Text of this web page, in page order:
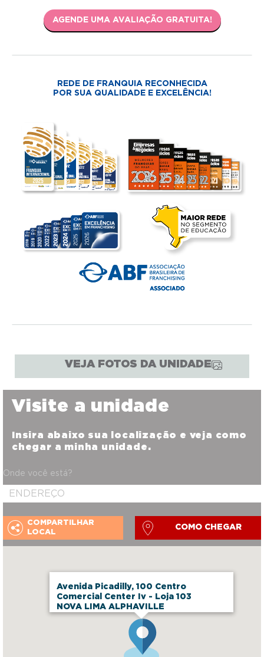
AGENDE UMA AVALIAÇÃO GRATUITA!
REDE DE FRANQUIA RECONHECIDA
POR SUA QUALIDADE E EXCELÊNCIA!
VEJA FOTOS DA UNIDADE
Avenida Picadilly, 100 Centro
Comercial Center Iv - Loja 103
NOVA LIMA ALPHAVILLE
Visite a unidade
Insira abaixo sua localização e veja como
chegar a minha unidade.
Onde você está?
COMPARTILHAR
LOCAL
COMO CHEGAR